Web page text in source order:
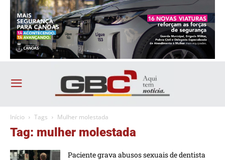
Início Tags Mulher molestada
Tag: mulher molestada
Paciente grava abusos sexuais de dentista